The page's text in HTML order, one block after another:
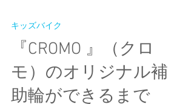
キッズバイク
『CROMO 』（クロ
モ）のオリジナル補